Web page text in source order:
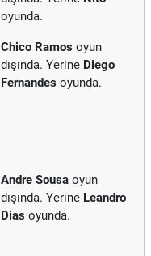
oyunda.
Chico Ramos oyun
dışında. Yerine Diego
Fernandes oyunda.
Andre Sousa oyun
dışında. Yerine Leandro
Dias oyunda.